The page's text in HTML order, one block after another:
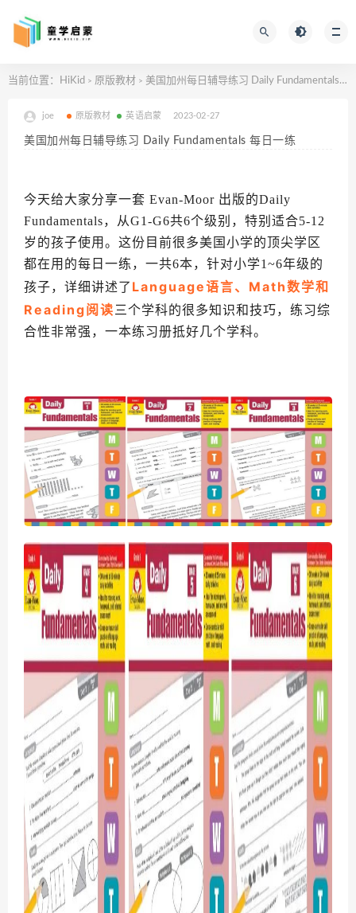
当前位置： HiKid > 原版教材 > 美国加州每日辅导练习 Daily Fundamentals 每日一练
joe 原版教材 英语启蒙 2023-02-27
美国加州每日辅导练习 Daily Fundamentals 每日一练
今天给大家分享一套 Evan-Moor 出版的Daily
Fundamentals，从G1-G6共6个级别，特别适合5-12
岁的孩子使用。 这份目前很多美国小学的顶尖学区
都在用的每日一练，一共6本，针对小学1~6年级的
孩子，详细讲述了 Language语言、Math数学和
Reading阅读 三个学科的很多知识和技巧，练习综
合性非常强，一本练习册抵好几个学科。